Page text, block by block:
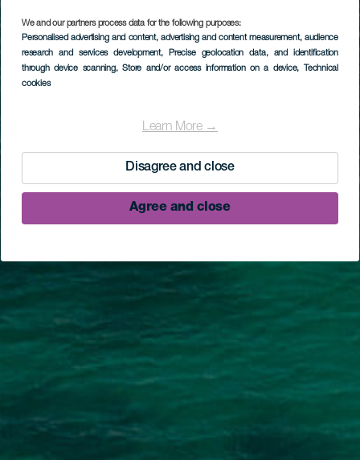
We and our partners process data for the following purposes:
Personalised advertising and content, advertising and content measurement, audience
research and services development, Precise geolocation data, and identification
through device scanning, Store and/or access information on a device, Technical
cookies
Learn More →
Disagree and close
Agree and close